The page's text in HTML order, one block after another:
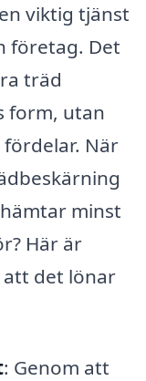
viktig tjänst
företag. Det
träd
form, utan
När
minst
Här är
det lönar
: Genom att